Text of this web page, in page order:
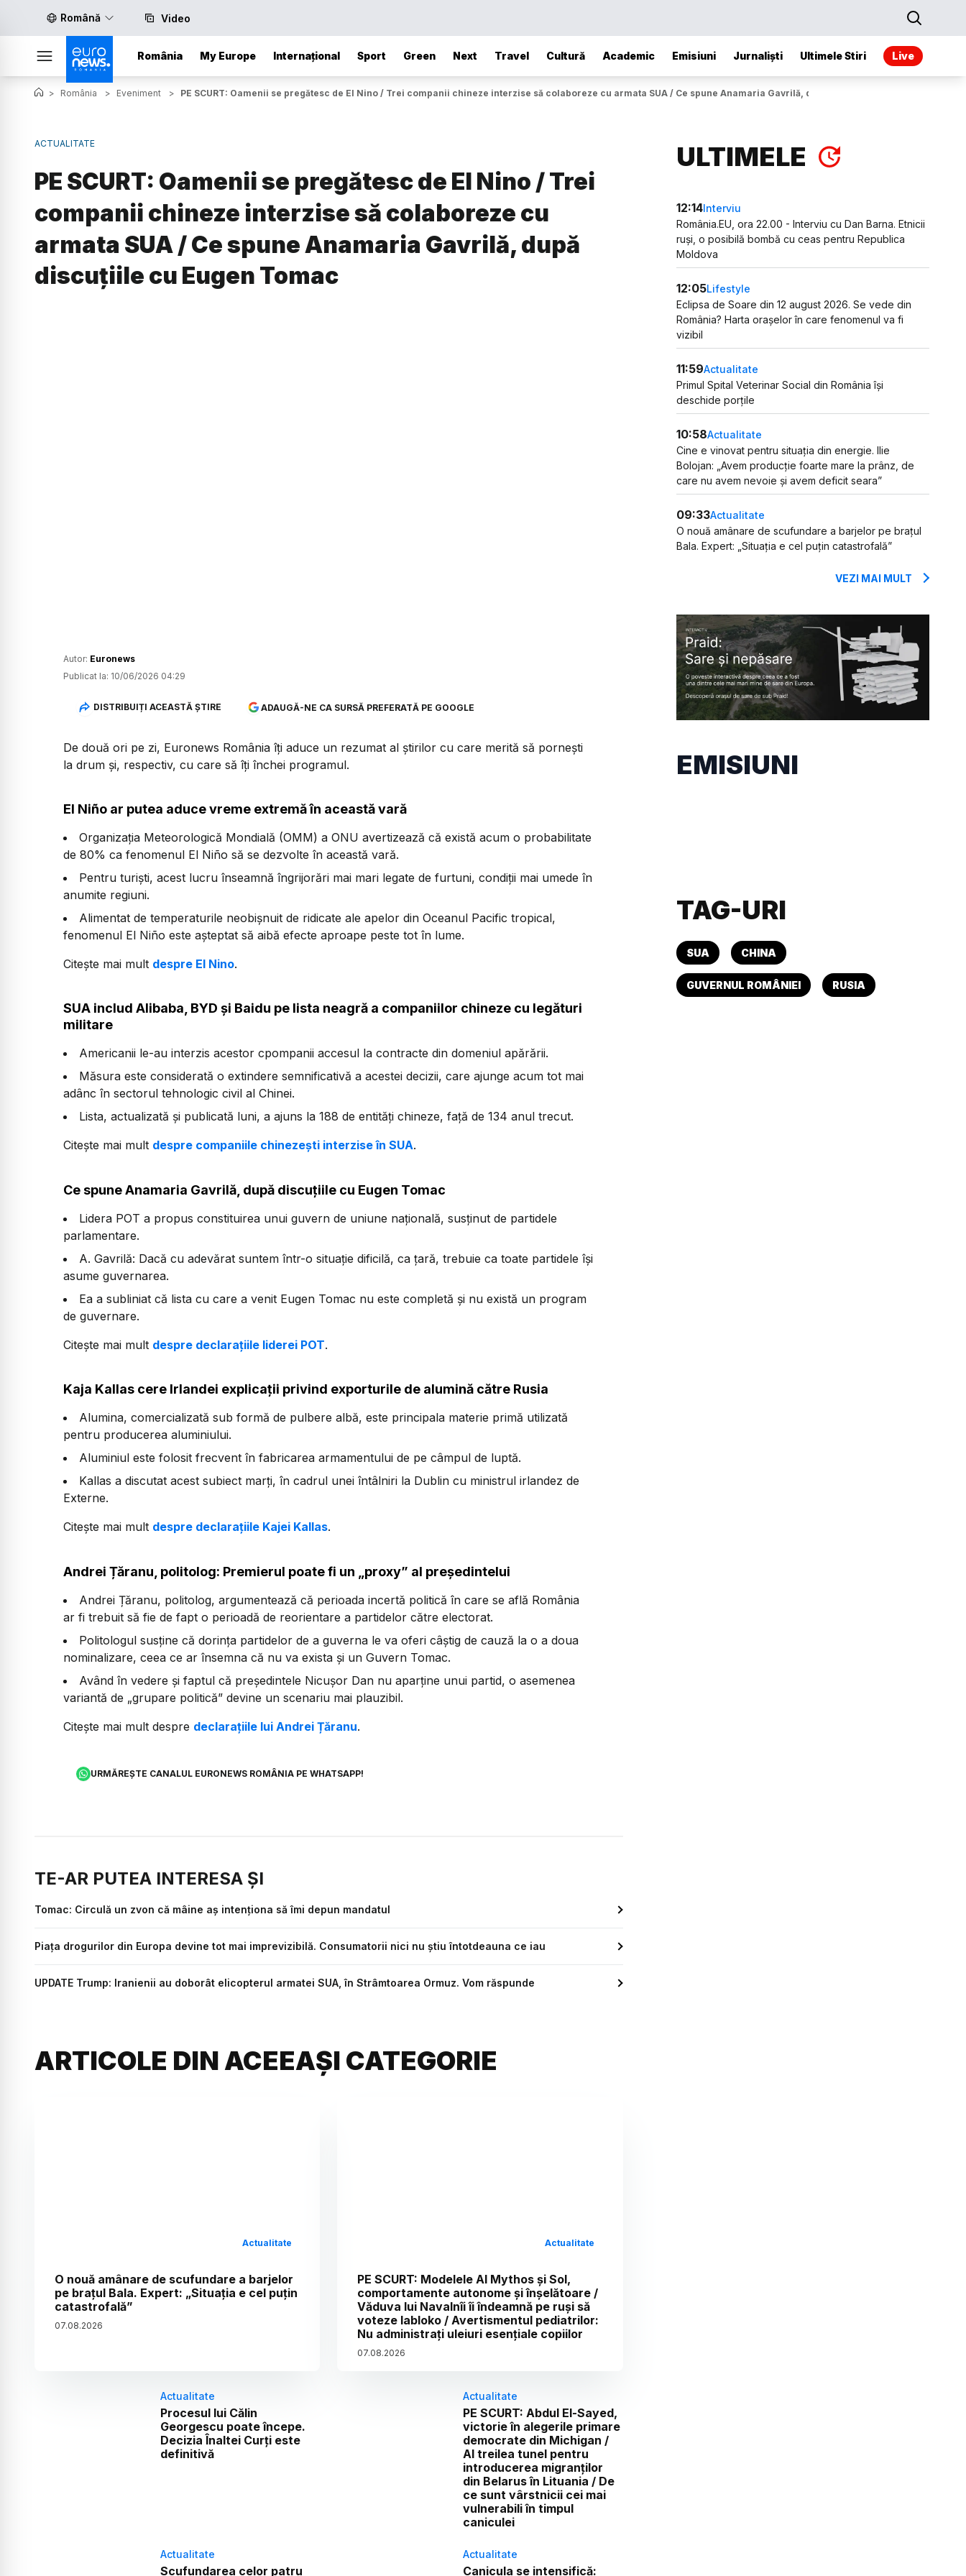
Română Video
România My Europe Internațional Sport Green Next Travel Cultură Academic Emisiuni Jurnaliști Ultimele Stiri Live
> România > Eveniment > PE SCURT: Oamenii se pregătesc de El Nino / Trei companii chineze interzise să colaboreze cu armata SUA / Ce spune Anamaria Gavrilă, după discuțiile cu Eugen Tomac
ACTUALITATE
PE SCURT: Oamenii se pregătesc de El Nino / Trei
companii chineze interzise să colaboreze cu
armata SUA / Ce spune Anamaria Gavrilă, după
discuțiile cu Eugen Tomac
Autor: Euronews
Publicat la: 10/06/2026 04:29
DISTRIBUIȚI ACEASTĂ ȘTIRE ADAUGĂ-NE CA SURSĂ PREFERATĂ PE GOOGLE
De două ori pe zi, Euronews România îți aduce un rezumat al știrilor cu care merită să pornești
la drum și, respectiv, cu care să îți închei programul.
El Niño ar putea aduce vreme extremă în această vară
Organizația Meteorologică Mondială (OMM) a ONU avertizează că există acum o probabilitate
de 80% ca fenomenul El Niño să se dezvolte în această vară.
Pentru turiști, acest lucru înseamnă îngrijorări mai mari legate de furtuni, condiții mai umede în
anumite regiuni.
Alimentat de temperaturile neobișnuit de ridicate ale apelor din Oceanul Pacific tropical,
fenomenul El Niño este așteptat să aibă efecte aproape peste tot în lume.
Citește mai mult despre El Nino.
SUA includ Alibaba, BYD și Baidu pe lista neagră a companiilor chineze cu legături
militare
Americanii le-au interzis acestor cpompanii accesul la contracte din domeniul apărării.
Măsura este considerată o extindere semnificativă a acestei decizii, care ajunge acum tot mai
adânc în sectorul tehnologic civil al Chinei.
Lista, actualizată și publicată luni, a ajuns la 188 de entități chineze, față de 134 anul trecut.
Citește mai mult despre companiile chinezești interzise în SUA.
Ce spune Anamaria Gavrilă, după discuțiile cu Eugen Tomac
Lidera POT a propus constituirea unui guvern de uniune națională, susținut de partidele
parlamentare.
A. Gavrilă: Dacă cu adevărat suntem într-o situație dificilă, ca țară, trebuie ca toate partidele își
asume guvernarea.
Ea a subliniat că lista cu care a venit Eugen Tomac nu este completă și nu există un program
de guvernare.
Citește mai mult despre declarațiile liderei POT.
Kaja Kallas cere Irlandei explicații privind exporturile de alumină către Rusia
Alumina, comercializată sub formă de pulbere albă, este principala materie primă utilizată
pentru producerea aluminiului.
Aluminiul este folosit frecvent în fabricarea armamentului de pe câmpul de luptă.
Kallas a discutat acest subiect marți, în cadrul unei întâlniri la Dublin cu ministrul irlandez de
Externe.
Citește mai mult despre declarațiile Kajei Kallas.
Andrei Țăranu, politolog: Premierul poate fi un „proxy” al președintelui
Andrei Țăranu, politolog, argumentează că perioada incertă politică în care se află România
ar fi trebuit să fie de fapt o perioadă de reorientare a partidelor către electorat.
Politologul susține că dorința partidelor de a guverna le va oferi câștig de cauză la o a doua
nominalizare, ceea ce ar însemna că nu va exista și un Guvern Tomac.
Având în vedere și faptul că președintele Nicușor Dan nu aparține unui partid, o asemenea
variantă de „grupare politică” devine un scenariu mai plauzibil.
Citește mai mult despre declarațiile lui Andrei Țăranu.
URMĂREȘTE CANALUL EURONEWS ROMÂNIA PE WHATSAPP!
TE-AR PUTEA INTERESA ȘI
Tomac: Circulă un zvon că mâine aș intenționa să îmi depun mandatul
Piața drogurilor din Europa devine tot mai imprevizibilă. Consumatorii nici nu știu întotdeauna ce iau
UPDATE Trump: Iranienii au doborât elicopterul armatei SUA, în Strâmtoarea Ormuz. Vom răspunde
ARTICOLE DIN ACEEAȘI CATEGORIE
Actualitate
O nouă amânare de scufundare a barjelor
pe brațul Bala. Expert: „Situația e cel puțin
catastrofală”
07.08.2026
Actualitate
PE SCURT: Modelele AI Mythos și Sol,
comportamente autonome și înșelătoare /
Văduva lui Navalnîi îi îndeamnă pe ruși să
voteze Iabloko / Avertismentul pediatrilor:
Nu administrați uleiuri esențiale copiilor
07.08.2026
Actualitate
Procesul lui Călin
Georgescu poate începe.
Decizia Înaltei Curți este
definitivă
Actualitate
PE SCURT: Abdul El-Sayed,
victorie în alegerile primare
democrate din Michigan /
Al treilea tunel pentru
introducerea migranților
din Belarus în Lituania / De
ce sunt vârstnicii cei mai
vulnerabili în timpul
caniculei
Actualitate
Scufundarea celor patru
Actualitate
Canicula se intensifică:
ULTIMELE
12:14Interviu
România.EU, ora 22.00 - Interviu cu Dan Barna. Etnicii
ruși, o posibilă bombă cu ceas pentru Republica
Moldova
12:05Lifestyle
Eclipsa de Soare din 12 august 2026. Se vede din
România? Harta orașelor în care fenomenul va fi
vizibil
11:59Actualitate
Primul Spital Veterinar Social din România își
deschide porțile
10:58Actualitate
Cine e vinovat pentru situația din energie. Ilie
Bolojan: „Avem producție foarte mare la prânz, de
care nu avem nevoie și avem deficit seara”
09:33Actualitate
O nouă amânare de scufundare a barjelor pe brațul
Bala. Expert: „Situația e cel puțin catastrofală”
VEZI MAI MULT
EMISIUNI
TAG-URI
SUA CHINA
GUVERNUL ROMÂNIEI RUSIA